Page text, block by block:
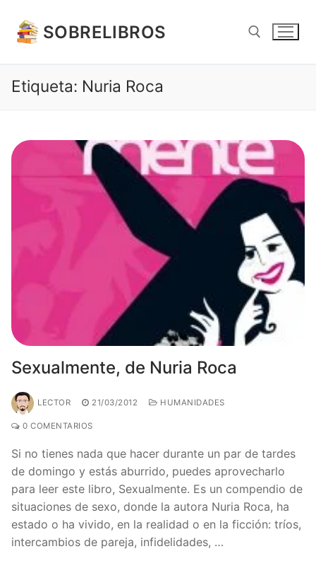
contenido
SOBRELIBROS
Etiqueta: Nuria Roca
Sexualmente, de Nuria Roca
LECTOR 21/03/2012 HUMANIDADES
0 COMENTARIOS
Si no tienes nada que hacer durante un par de tardes
de domingo y estás aburrido, puedes aprovecharlo
para leer este libro, Sexualmente. Es un compendio de
situaciones de sexo, donde la autora Nuria Roca, ha
estado o ha vivido, en la realidad o en la ficción: tríos,
intercambios de pareja, infidelidades, …